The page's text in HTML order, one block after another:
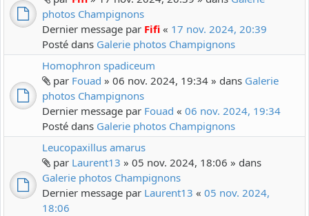
photos Champignons
Dernier message par Fifi « 17 nov. 2024, 20:39
Posté dans Galerie photos Champignons
Homophron spadiceum
par Fouad » 06 nov. 2024, 19:34 » dans Galerie
photos Champignons
Dernier message par Fouad « 06 nov. 2024, 19:34
Posté dans Galerie photos Champignons
Leucopaxillus amarus
par Laurent13 » 05 nov. 2024, 18:06 » dans
Galerie photos Champignons
Dernier message par Laurent13 « 05 nov. 2024,
18:06